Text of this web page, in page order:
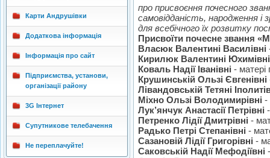
Карти Андрушівки
Додаткова інформація
Інформація про сайт
Підприємства, установи,
організації району
3G Інтернет
Супутникове телебачення
Не переплачуйте!
про присвоєння почесного
самовідданість, народження і
для всебічного їх розвитку
Присвоїти почесне звання
Власюк Валентині Василівні
Кирилюк Валентині Юхимівні
Коваль Надії Іванівні - матері
Крушинській Ользі Євгенівні
Лівандовській Тетяні
Міхно Ользі Володимирівні -
Лук’янчук Анастасії Петрівні
Петренко Лідії Дмитрівні -
Радько Петрі Степанівні -
Сазановій Лідії Григорівні -
Саковській Надії Мефодіївні